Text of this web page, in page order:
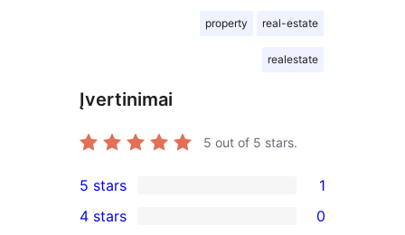
property real-estate
realestate
Įvertinimai
5 out of 5 stars.
1
5-
5 stars 1
4 stars 0